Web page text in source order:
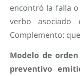
encontró la falla
verbo
Complemento:
Modelo de
preventivo